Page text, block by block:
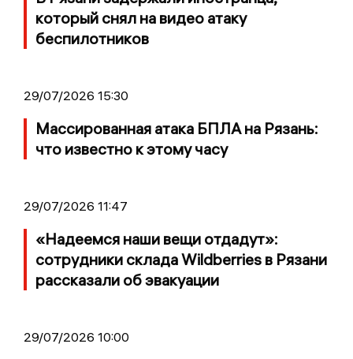
который снял на видео атаку
беспилотников
29/07/2026 15:30
Массированная атака БПЛА на Рязань:
что известно к этому часу
29/07/2026 11:47
«Надеемся наши вещи отдадут»:
сотрудники склада Wildberries в Рязани
рассказали об эвакуации
29/07/2026 10:00